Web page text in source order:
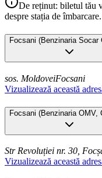
De reținut: biletul tău
despre stația de îmbarcare.
Focsani (Benzinaria Socar
sos. MoldoveiFocsani
Vizualizează această
Focsani (Benzinaria OMV,
Str Revoluției nr. 30,
Vizualizează această